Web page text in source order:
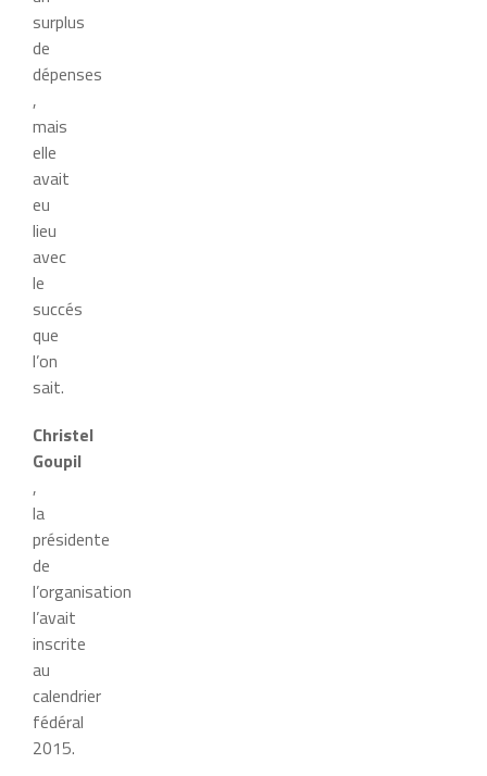
surplus
de
dépenses
,
mais
elle
avait
eu
lieu
avec
le
succés
que
l’on
sait.
Christel
Goupil
,
la
présidente
de
l’organisation
l’avait
inscrite
au
calendrier
fédéral
2015.